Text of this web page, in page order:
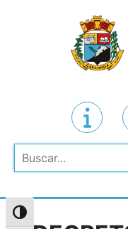
Alternar alto contraste
Pesquisar